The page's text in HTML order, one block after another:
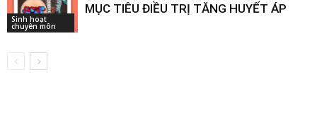
Sinh hoạt
chuyên môn
MỤC TIÊU ĐIỀU TRỊ TĂNG HUYẾT ÁP